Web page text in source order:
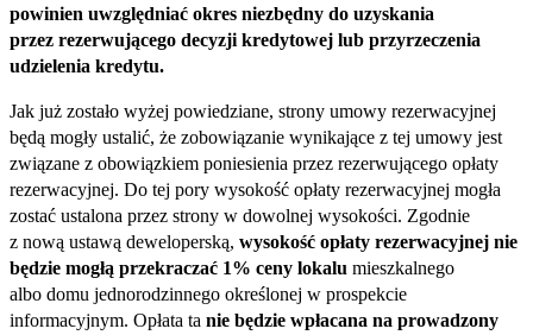
powinien uwzględniać okres niezbędny do uzyskania
przez rezerwującego decyzji kredytowej lub przyrzeczenia
udzielenia kredytu.
Jak już zostało wyżej powiedziane, strony umowy rezerwacyjnej
będą mogły ustalić, że zobowiązanie wynikające z tej umowy jest
związane z obowiązkiem poniesienia przez rezerwującego opłaty
rezerwacyjnej. Do tej pory wysokość opłaty rezerwacyjnej mogła
zostać ustalona przez strony w dowolnej wysokości. Zgodnie
z nową ustawą deweloperską, wysokość opłaty rezerwacyjnej nie
będzie mogłą przekraczać 1% ceny lokalu mieszkalnego
albo domu jednorodzinnego określonej w prospekcie
informacyjnym. Opłata ta nie będzie wpłacana na prowadzony